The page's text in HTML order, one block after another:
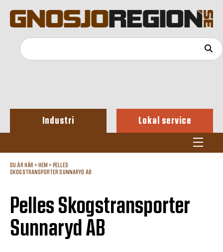
Industri Lokal service
DU ÄR HÄR » HEM » PELLES
SKOGSTRANSPORTER SUNNARYD AB
Pelles Skogstransporter
Sunnaryd AB